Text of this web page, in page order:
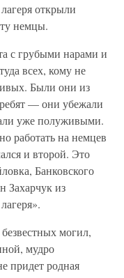
открыли
немцы.
с грубыми нарами и
всех, кому не
Были они из
— они убежали
уже полуживыми.
работать на немцев
и второй. Это
Банковского
Захарчук из
могил,
мудро
придет родная